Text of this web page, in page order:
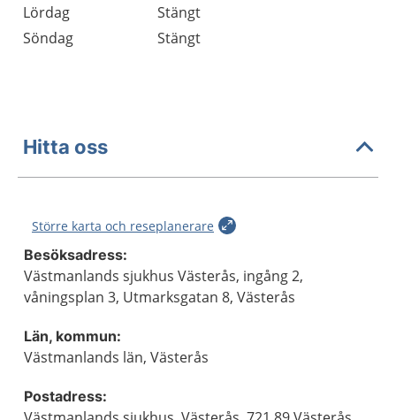
Lördag
Stängt
Söndag
Stängt
Hitta oss
Större karta och reseplanerare
Besöksadress:
Västmanlands sjukhus Västerås, ingång 2,
våningsplan 3, Utmarksgatan 8, Västerås
Län, kommun:
Västmanlands län, Västerås
Postadress: